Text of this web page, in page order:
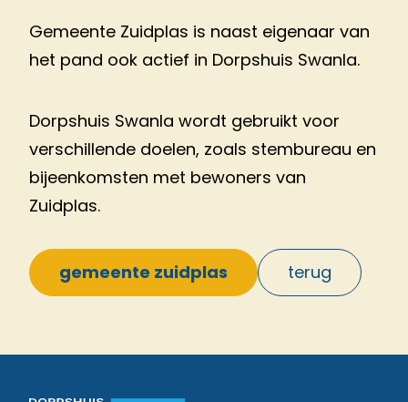
Gemeente Zuidplas is naast eigenaar van
het pand ook actief in Dorpshuis Swanla.
​Dorpshuis Swanla wordt gebruikt voor
verschillende doelen, zoals stembureau en
bijeenkomsten met bewoners van
Zuidplas.
gemeente zuidplas terug